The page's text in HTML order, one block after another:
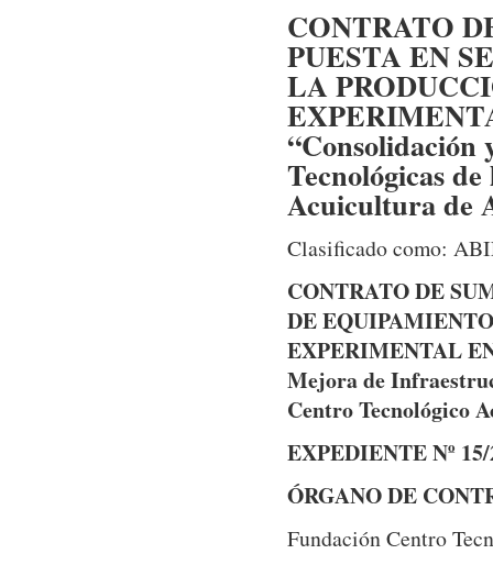
CONTRATO
PUESTA EN
LA
Tecnológicas
Acuicultura de
Clasificado como:
CONTRATO DE
DE
EXPERIMENTAL
Mejora de
Centro Tecnológico
EXPEDIENTE Nº
ÓRGANO DE
Fundación Centro